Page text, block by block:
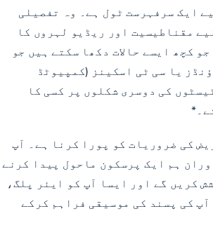
ایک سرفہرست ٹول ہے۔ وہ تفصیلی
مقناطیسیت اور ریڈیو لہروں کا
کچھ ایسے حالات دکھا سکتے ہیں جو
یا سی ٹی اسکینز (کمپیوٹڈ
کی دوسری شکلوں پر کسی کا
کی ضروریات کو پورا کرنا ہے۔ آپ
ہم ایک پرسکون ماحول پیدا کرنے
کریں گے اور ایسا آپ کو ایئر پلگ،
کی پسند کی موسیقی فراہم کرکے